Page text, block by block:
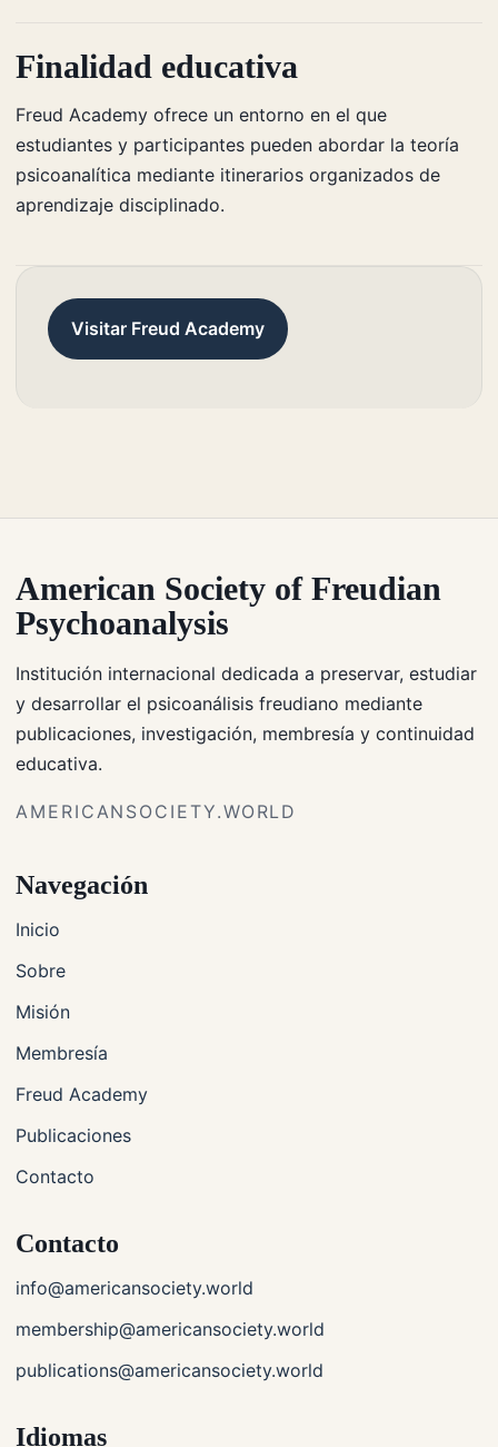
Finalidad educativa
Freud Academy ofrece un entorno en el que
estudiantes y participantes pueden abordar la teoría
psicoanalítica mediante itinerarios organizados de
aprendizaje disciplinado.
Visitar Freud Academy
American Society of Freudian
Psychoanalysis
Institución internacional dedicada a preservar, estudiar
y desarrollar el psicoanálisis freudiano mediante
publicaciones, investigación, membresía y continuidad
educativa.
AMERICANSOCIETY.WORLD
Navegación
Inicio
Sobre
Misión
Membresía
Freud Academy
Publicaciones
Contacto
Contacto
info@americansociety.world
membership@americansociety.world
publications@americansociety.world
Idiomas